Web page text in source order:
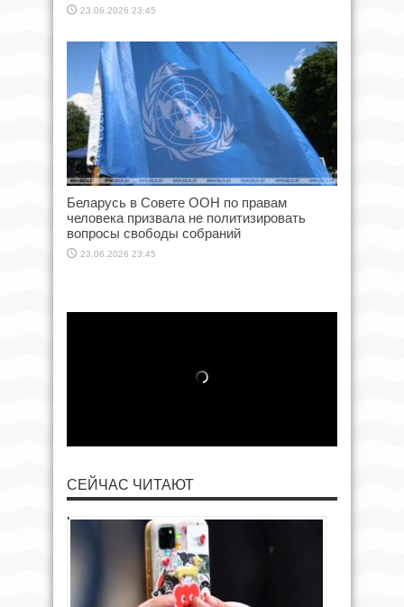
23.06.2026 23:45
Беларусь в Совете ООН по правам
человека призвала не политизировать
вопросы свободы собраний
23.06.2026 23:45
СЕЙЧАС ЧИТАЮТ